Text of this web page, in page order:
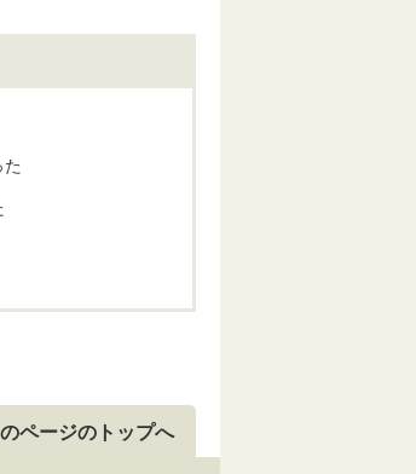
ページのトップへ